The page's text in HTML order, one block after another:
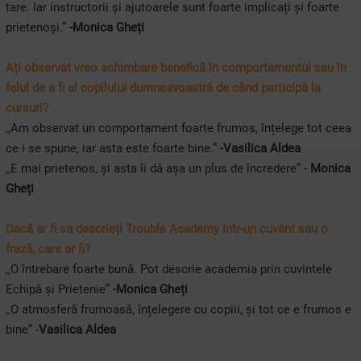
tare. Iar instructorii și ajutoarele sunt foarte implicați și foarte
prietenoși.” -Monica Gheți
Ați observat vreo schimbare benefică în comportamentul sau în
felul de a fi al copilului dumneavoastră de când participă la
cursuri?
,,Am observat un comportament foarte frumos, înțelege tot ceea
ce i se spune, iar asta este foarte bine.” -Vasilica Aldea
,,E mai prietenos, și asta îi dă așa un plus de încredere” -Monica
Gheți
Dacă ar fi sa descrieți Trouble Academy într-un cuvânt sau o
frază, care ar fi?
,,O întrebare foarte bună. Pot descrie academia prin cuvintele
Echipă și Prietenie” -Monica Gheți
,,O atmosferă frumoasă, înțelegere cu copiii, și tot ce e frumos e
bine” -Vasilica Aldea